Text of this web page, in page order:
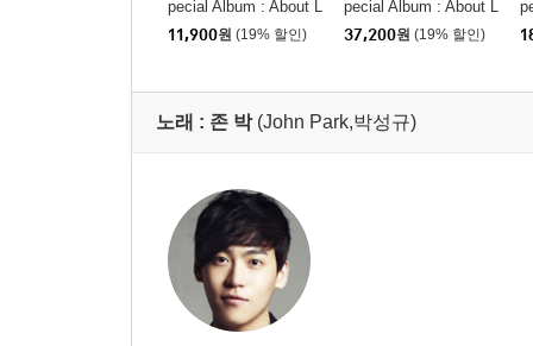
pecial Album : About L
ove [FaNCy Ver.]
11,900원 (19% 할인)
pecial Album : About L
ove [2종 SET]
37,200원 (19% 할인)
노래 : 존 박 (John Park,박성규)